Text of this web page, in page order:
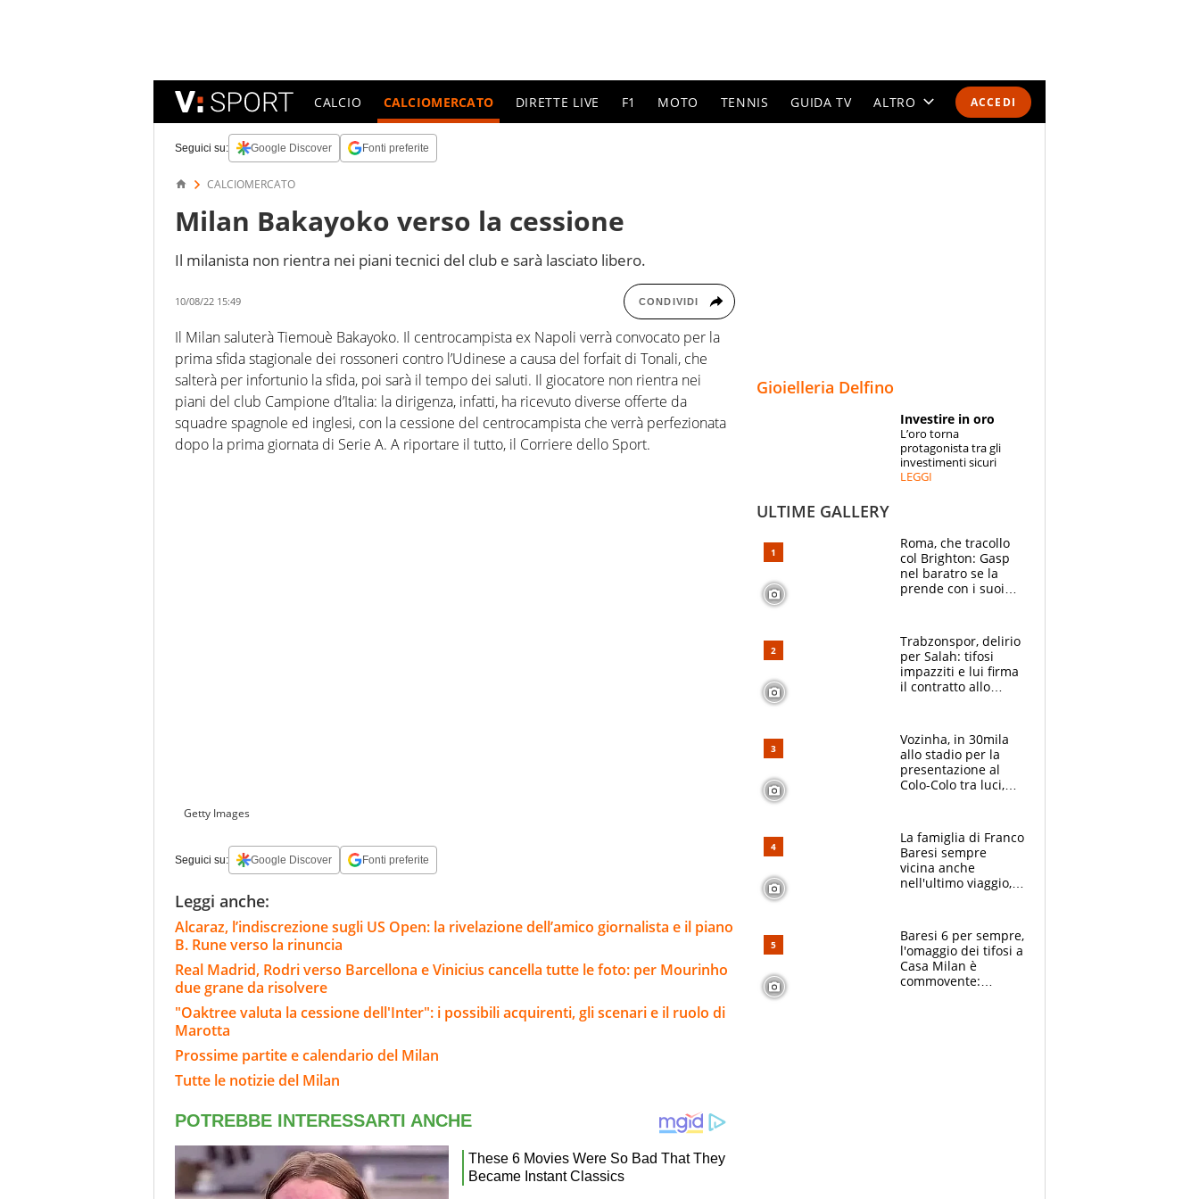
ACCEDI
CALCIO CALCIOMERCATO DIRETTE LIVE F1 MOTO TENNIS GUIDA TV ALTRO
SPECIALI
Seguici su: Google Discover Fonti preferite
CALCIOMERCATO
Milan Bakayoko verso la cessione
Il milanista non rientra nei piani tecnici del club e sarà lasciato libero.
10/08/22 15:49 CONDIVIDI
Il Milan saluterà Tiemouè Bakayoko. Il centrocampista ex Napoli verrà convocato per la
prima sfida stagionale dei rossoneri contro l’Udinese a causa del forfait di Tonali, che
salterà per infortunio la sfida, poi sarà il tempo dei saluti. Il giocatore non rientra nei
piani del club Campione d’Italia: la dirigenza, infatti, ha ricevuto diverse offerte da
squadre spagnole ed inglesi, con la cessione del centrocampista che verrà perfezionata
dopo la prima giornata di Serie A. A riportare il tutto, il Corriere dello Sport.
Getty Images
Seguici su: Google Discover Fonti preferite
Leggi anche:
Alcaraz, l’indiscrezione sugli US Open: la rivelazione dell’amico giornalista e il piano
B. Rune verso la rinuncia
Real Madrid, Rodri verso Barcellona e Vinicius cancella tutte le foto: per Mourinho
due grane da risolvere
"Oaktree valuta la cessione dell'Inter": i possibili acquirenti, gli scenari e il ruolo di
Marotta
Prossime partite e calendario del Milan
Tutte le notizie del Milan
Gioielleria Delfino
Investire in oro
L’oro torna
protagonista tra gli
investimenti sicuri
LEGGI
ULTIME GALLERY
Roma, che tracollo
col Brighton: Gasp
nel baratro se la
prende con i suoi
Trabzonspor, delirio
per Salah: tifosi
impazziti e lui firma
il contratto allo
Vozinha, in 30mila
allo stadio per la
presentazione al
Colo-Colo tra luci,
La famiglia di Franco
Baresi sempre
vicina anche
nell'ultimo viaggio,
circondati
dall'affetto dei tifosi
Baresi 6 per sempre,
l'omaggio dei tifosi a
Casa Milan è
commovente: